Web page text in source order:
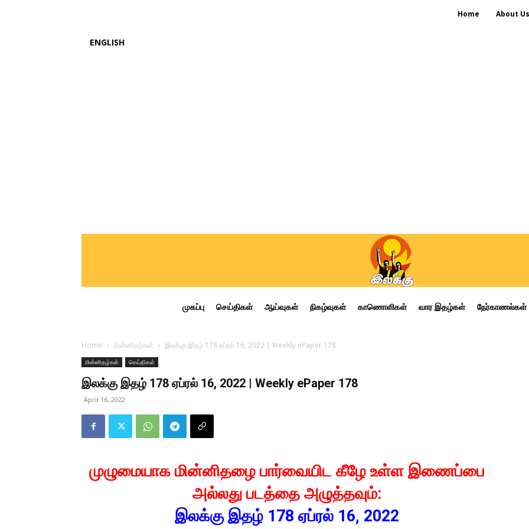
Home About Us
ENGLISH
முகப்பு செய்திகள் ஆய்வுகள் நிகழ்வுகள் காணொளிகள் வார இதழ்கள் நேர்காணல்கள்
Home மின்னிதழ்கள் இலக்கு இதழ் 178 ஏப்ரல் 16, 2022 | Weekly ePaper 178
மின்னிதழ்கள் செய்திகள்
இலக்கு இதழ் 178 ஏப்ரல் 16, 2022 | Weekly ePaper 178
April 16, 2022
முழுமையாக மின்னிதழை பார்வையிட கீழே உள்ள இணைப்பை
அல்லது படத்தை அழுத்தவும்:
இலக்கு இதழ் 178 ஏப்ரல் 16, 2022